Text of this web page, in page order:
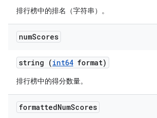
排行榜中的排名（字符串）。
numScores
string (int64 format)
排行榜中的得分数量。
formattedNumScores